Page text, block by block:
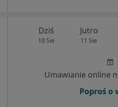
Dziś
10 Sie
Jutro
11 Sie
Umawianie online
Poproś o